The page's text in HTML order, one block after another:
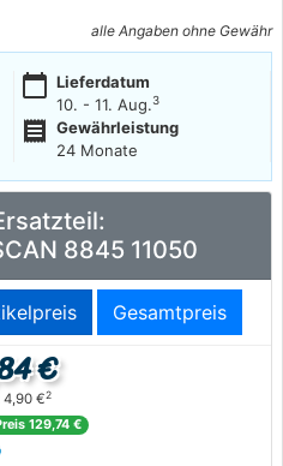
alle Angaben ohne Gewähr
calendar_today Lieferdatum
10. - 11. Aug.3
receipt
Gewährleistung
24 Monate
8845 11050
Gesamtpreis
€
4,90 €2
129,74 €